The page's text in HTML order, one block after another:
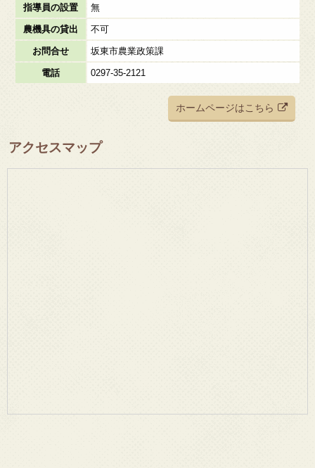
指導員の設置 無
農機具の貸出 不可
お問合せ 坂東市農業政策課
電話 0297-35-2121
ホームページはこちら
アクセスマップ